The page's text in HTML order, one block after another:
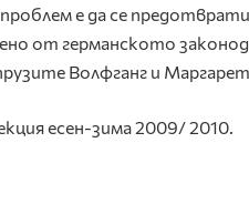
е да се
от германското
Волфганг и
есен-зима 2009/ 2010.